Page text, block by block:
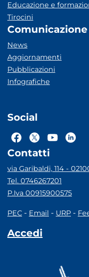
Educazione e
Tirocini
Comunicazione
News
Aggiornamenti
Pubblicazioni
Infografiche
Social
Contatti
via Garibaldi, 114 -
Tel. 0746267201
P.Iva 00915900575
PEC - Email - URP -
Accedi